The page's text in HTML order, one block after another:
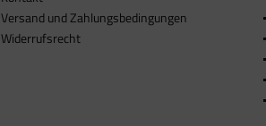
Versand und Zahlungsbedingungen
Widerrufsrecht